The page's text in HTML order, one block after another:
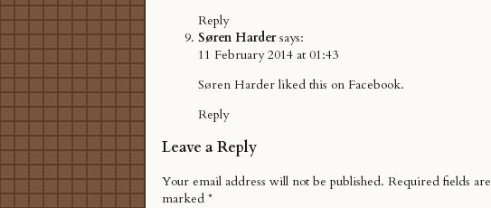
Reply
Søren Harder says:
11 February 2014 at 01:43
Søren Harder liked this on Facebook.
Reply
Leave a Reply
Your email address will not be published. Required fields are
marked *